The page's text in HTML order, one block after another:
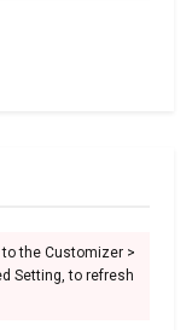
the Customizer >
Setting, to refresh